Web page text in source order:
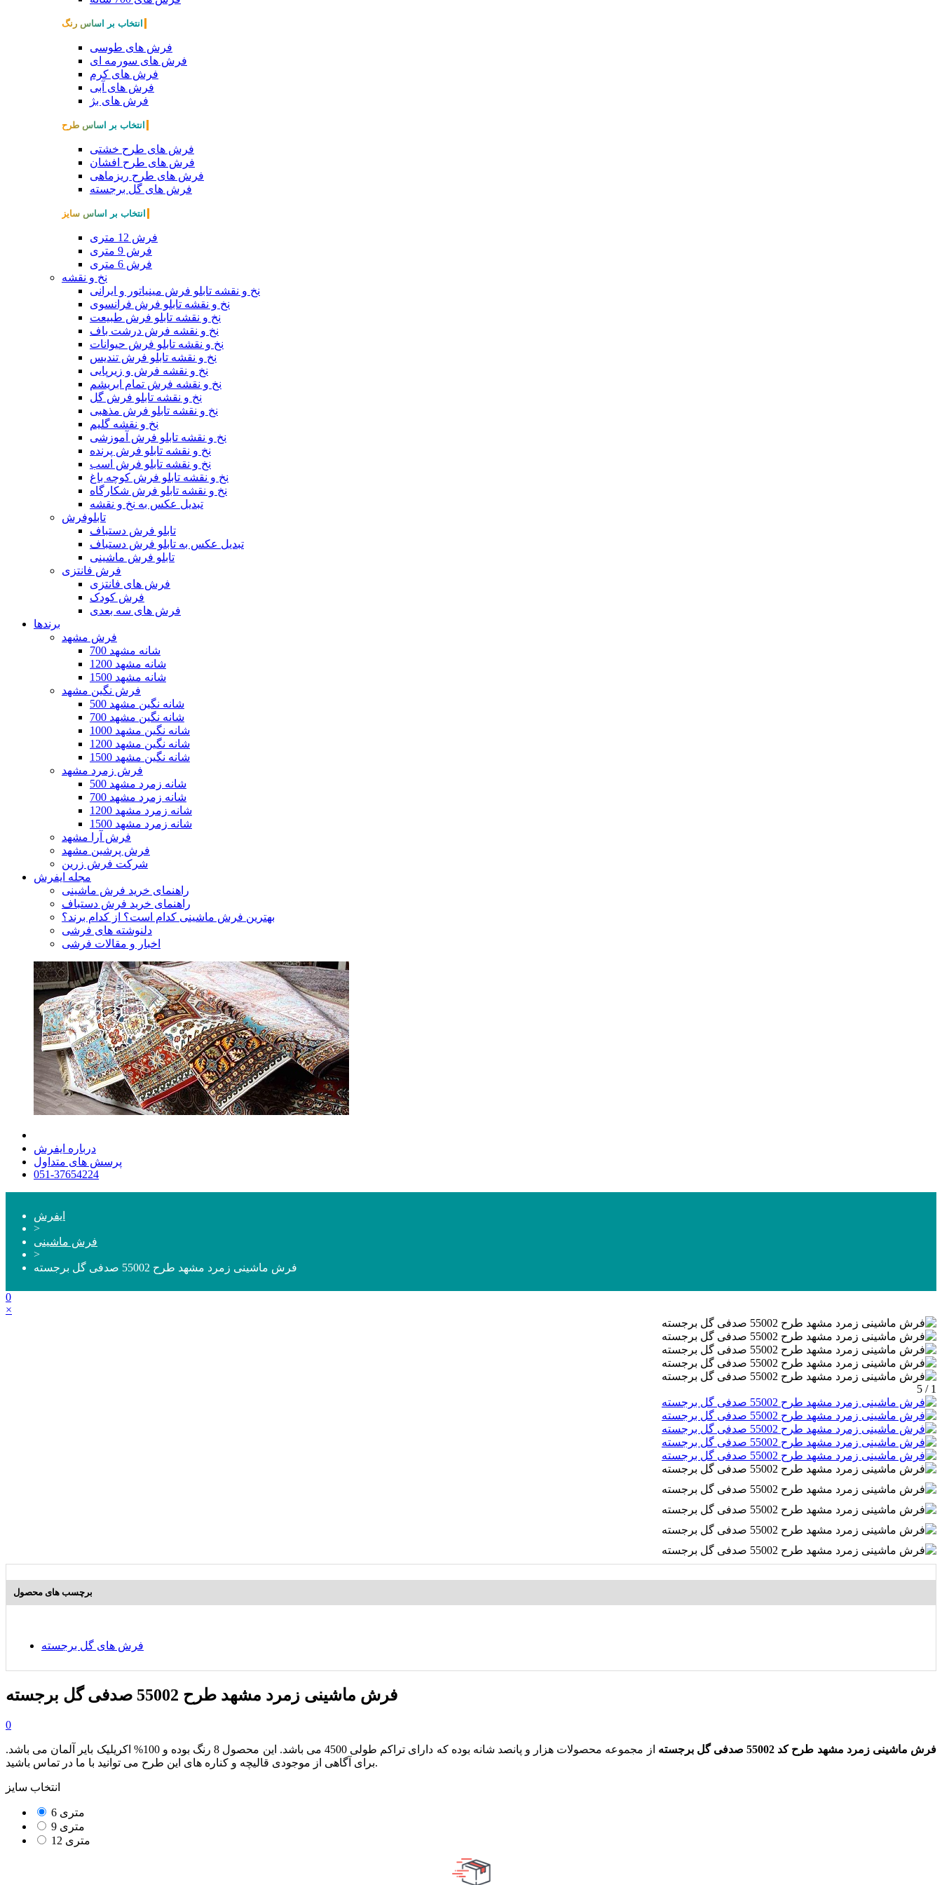
انتخاب بر اساس رنگ
فرش های طوسی
فرش های سورمه ای
فرش های کرم
فرش های آبی
فرش های بژ
انتخاب بر اساس طرح
فرش های طرح خشتی
فرش های طرح افشان
فرش های طرح ریزماهی
فرش های گل برجسته
انتخاب بر اساس سایز
فرش 12 متری
فرش 9 متری
فرش 6 متری
نخ و نقشه
نخ و نقشه تابلو فرش مینیاتور و ایرانی
نخ و نقشه تابلو فرش فرانسوی
نخ و نقشه تابلو فرش طبیعت
نخ و نقشه فرش درشت باف
نخ و نقشه تابلو فرش حیوانات
نخ و نقشه تابلو فرش تندیس
نخ و نقشه فرش و زیرپایی
نخ و نقشه فرش تمام ابریشم
نخ و نقشه تابلو فرش گل
نخ و نقشه تابلو فرش مذهبی
نخ و نقشه گلیم
نخ و نقشه تابلو فرش آموزشی
نخ و نقشه تابلو فرش پرنده
نخ و نقشه تابلو فرش اسب
نخ و نقشه تابلو فرش کوچه باغ
نخ و نقشه تابلو فرش شکارگاه
تبدیل عکس به نخ و نقشه
تابلوفرش
تابلو فرش دستباف
تبدیل عکس به تابلو فرش دستباف
تابلو فرش ماشینی
فرش فانتزی
فرش های فانتزی
فرش کودک
فرش های سه بعدی
برندها
فرش مشهد
700 شانه مشهد
1200 شانه مشهد
1500 شانه مشهد
فرش نگین مشهد
500 شانه نگین مشهد
700 شانه نگین مشهد
1000 شانه نگین مشهد
1200 شانه نگین مشهد
1500 شانه نگین مشهد
فرش زمرد مشهد
500 شانه زمرد مشهد
700 شانه زمرد مشهد
1200 شانه زمرد مشهد
1500 شانه زمرد مشهد
فرش آرا مشهد
فرش پرشین مشهد
شرکت فرش زرین
مجله ایفرش
راهنمای خرید فرش ماشینی
راهنمای خرید فرش دستباف
بهترین فرش ماشینی کدام است؟ از کدام برند؟
دلنوشته های فرشی
اخبار و مقالات فرشی
درباره ایفرش
پرسش های متداول
051-37654224
ایفرش
>
فرش ماشینی
>
فرش ماشینی زمرد مشهد طرح 55002 صدفی گل برجسته
0
×
1 / 5
برچسب های محصول
فرش های گل برجسته
فرش ماشینی زمرد مشهد طرح 55002 صدفی گل برجسته
0
فرش ماشینی زمرد مشهد طرح کد 55002 صدفی گل برجسته
از مجموعه محصولات هزار و پانصد شانه بوده که دارای تراکم طولی 4500 می باشد. این محصول 8 رنگ بوده و 100% اکریلیک بایر آلمان می باشد.
برای آگاهی از موجودی قالیچه و کناره های این طرح می توانید با ما در تماس باشید.
انتخاب سایز
6 متری
9 متری
12 متری